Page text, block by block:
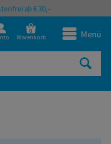
ab € 30,–
0
Warenkorb Menü